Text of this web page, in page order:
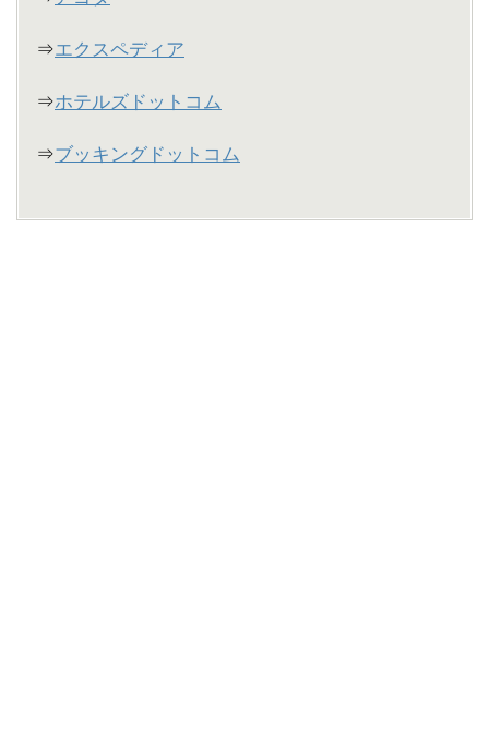
⇒エクスペディア
⇒ホテルズドットコム
⇒ブッキングドットコム